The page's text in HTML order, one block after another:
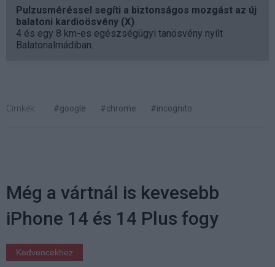
Pulzusméréssel segíti a biztonságos mozgást az új
balatoni kardioösvény (X)
4 és egy 8 km-es egészségügyi tanösvény nyílt
Balatonalmádiban.
Címkék: #google #chrome #incognito
Még a vártnál is kevesebb
iPhone 14 és 14 Plus fogy
Kedvencekhez